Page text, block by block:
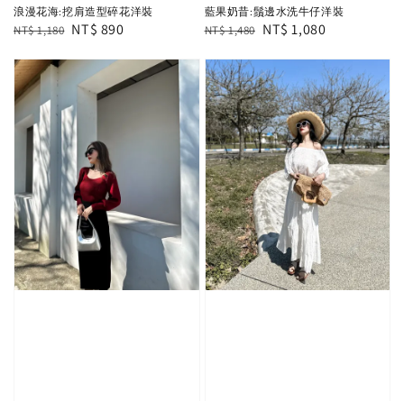
浪漫花海:挖肩造型碎花洋裝
Regular
NT$ 1,180 Sale
NT$ 890
藍果奶昔:鬚邊水洗牛仔洋裝
Regular
NT$ 1,480 Sale
NT$ 1,080